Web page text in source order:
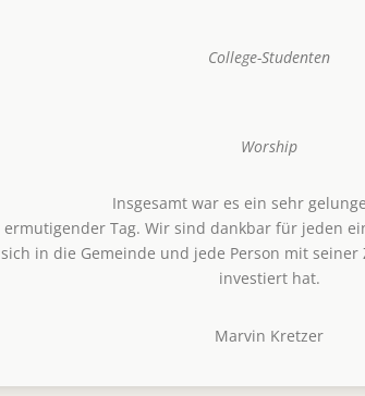
College-Studenten
Worship
Insgesamt war es ein sehr
ermutigender Tag. Wir sind dankbar für jeden
sich in die Gemeinde und jede Person mit seiner
investiert hat.
Marvin Kretzer